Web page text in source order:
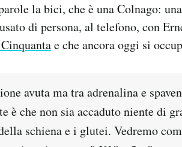
la bici, che è una Colnago:
di persona, al telefono, con
e che ancora oggi si
avuta ma tra adrenalina e
è che non sia accaduto niente di
schiena e i glutei. Vedremo